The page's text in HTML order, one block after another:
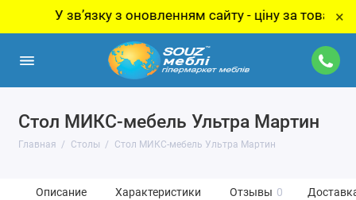
У звʼязку з оновленням сайту - ціну за товар ×
Стол МИКС-мебель Ультра Мартин
Главная Столы Стол МИКС-мебель Ультра Мартин
Описание Характеристики Отзывы 0